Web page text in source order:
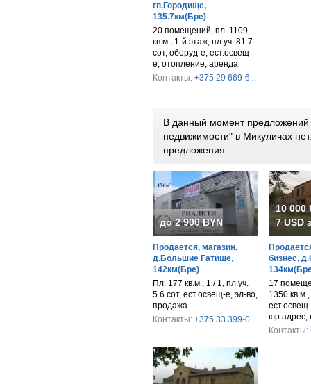
гп.Городище,
135.7км(Бре)
20 помещений, пл. 1109
кв.м., 1-й этаж, пл.уч. 81.7
сот, оборуд-е, ест.освещ-
е, отопление, аренда
Контакты: +375 29 669-6...
В данный момент
недвижимости" в Микуличах
предложения.
до 2 900 BYN
Продается, магазин,
д.Большие Гатище,
142км(Бре)
Пл. 177 кв.м., 1 / 1, пл.уч.
5.6 сот, ест.освещ-е, эл-во,
продажа
Контакты: +375 33 399-0...
10 000
7 USD
бизнес,
17
1350
юр.адрес,
Контакты: